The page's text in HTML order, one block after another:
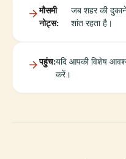
मौसमी
नोट्स:
जब शहर की
शांत रहता है।
पहुंच:यदि आपकी विशेष
करें।